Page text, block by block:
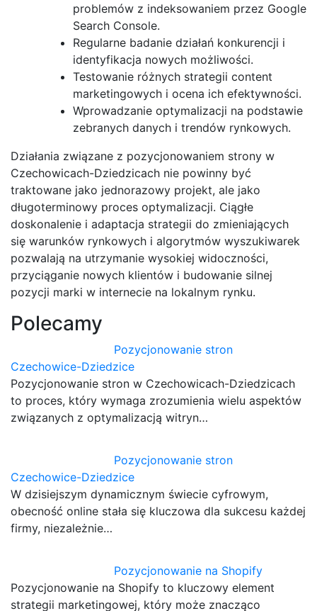
problemów z indeksowaniem przez Google
Search Console.
Regularne badanie działań konkurencji i
identyfikacja nowych możliwości.
Testowanie różnych strategii content
marketingowych i ocena ich efektywności.
Wprowadzanie optymalizacji na podstawie
zebranych danych i trendów rynkowych.
Działania związane z pozycjonowaniem strony w
Czechowicach-Dziedzicach nie powinny być
traktowane jako jednorazowy projekt, ale jako
długoterminowy proces optymalizacji. Ciągłe
doskonalenie i adaptacja strategii do zmieniających
się warunków rynkowych i algorytmów wyszukiwarek
pozwalają na utrzymanie wysokiej widoczności,
przyciąganie nowych klientów i budowanie silnej
pozycji marki w internecie na lokalnym rynku.
Polecamy
Pozycjonowanie stron
Czechowice-Dziedzice
Pozycjonowanie stron w Czechowicach-Dziedzicach
to proces, który wymaga zrozumienia wielu aspektów
związanych z optymalizacją witryn…
Pozycjonowanie stron
Czechowice-Dziedzice
W dzisiejszym dynamicznym świecie cyfrowym,
obecność online stała się kluczowa dla sukcesu każdej
firmy, niezależnie…
Pozycjonowanie na Shopify
Pozycjonowanie na Shopify to kluczowy element
strategii marketingowej, który może znacząco